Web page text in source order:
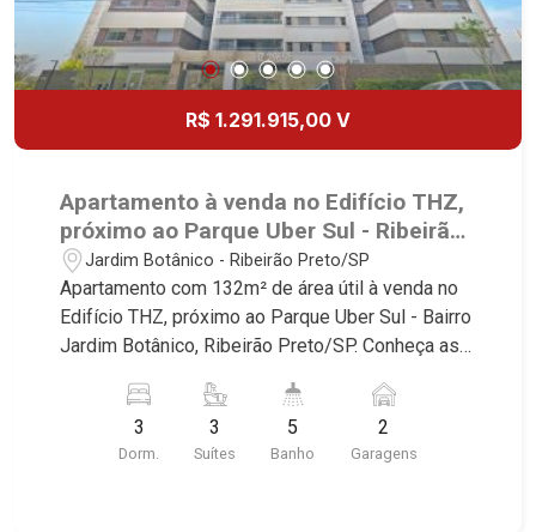
R$ 1.291.915,00 V
Apartamento à venda no Edifício THZ,
próximo ao Parque Uber Sul - Ribeirão
Preto/SP.
Jardim Botânico - Ribeirão Preto/SP
Apartamento com 132m² de área útil à venda no
Edifício THZ, próximo ao Parque Uber Sul - Bairro
Jardim Botânico, Ribeirão Preto/SP. Conheça as
Imobiliária selecionou para você: - 132m² de área
útil - 3 suítes - Sala 2 ambientes - Lavabo -
Cozinha - Área de serviço - Banheiro de serviço -
3
Dorm.
3
Suítes
5
Banho
2
Garagens